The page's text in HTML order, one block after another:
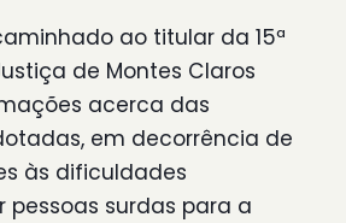
ao titular da 15ª
de Montes Claros
acerca das
em decorrência de
às dificuldades
pessoas surdas para a